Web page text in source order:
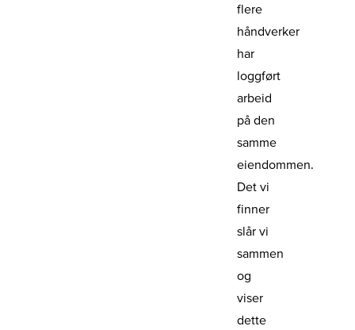
flere
håndverker
har
loggført
arbeid
på den
samme
eiendommen.
Det vi
finner
slår vi
sammen
og
viser
dette